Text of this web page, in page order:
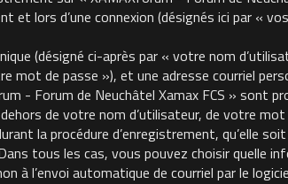
et lors d’une connexion (désignés ici par «
(désigné ci-après par « votre nom
de passe »), et une adresse courriel
- Forum de Neuchâtel Xamax FCS » sont
de votre nom d’utilisateur, de votre
la procédure d’enregistrement, qu’elle
tous les cas, vous pouvez choisir quelle
à l’envoi automatique de courriel par le